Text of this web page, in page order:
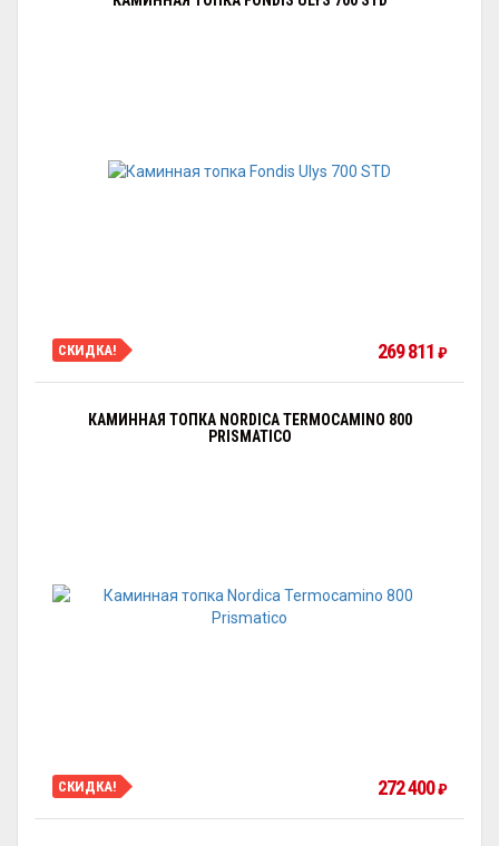
СКИДКА! 269 811 ₽
КАМИННАЯ ТОПКА NORDICA TERMOCAMINO 800
PRISMATICO
СКИДКА! 272 400₽